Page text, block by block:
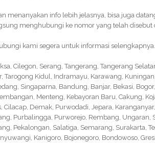
menanyakan info lebih jelasnya, bisa juga
menghubungi ke nomor yang telah disebut
kami segera untuk informasi
Cilegon, Serang, Tangerang, Tangerang
Tarogong Kidul, Indramayu, Karawang,
Singaparna, Bandung, Banjar, Bekasi,
Menteng, Kebayoran Baru, Cakung,
Demak, Purwodadi, Jepara,
Purbalingga, Purworejo, Rembang, Ungaran,
Pekalongan, Salatiga, Semarang, Surakarta,
Kanigoro, Bojonegoro, Bondowoso,